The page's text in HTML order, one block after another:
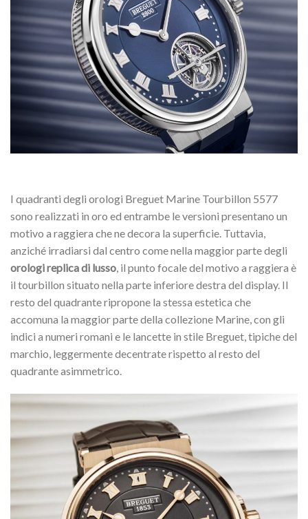
I quadranti degli orologi Breguet Marine Tourbillon 5577
sono realizzati in oro ed entrambe le versioni presentano un
motivo a raggiera che ne decora la superficie. Tuttavia,
anziché irradiarsi dal centro come nella maggior parte degli
orologi replica di lusso, il punto focale del motivo a raggiera è
il tourbillon situato nella parte inferiore destra del display. Il
resto del quadrante ripropone la stessa estetica che
accomuna la maggior parte della collezione Marine, con gli
indici a numeri romani e le lancette in stile Breguet, tipiche del
marchio, leggermente decentrate rispetto al resto del
quadrante asimmetrico.